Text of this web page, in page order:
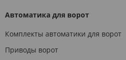
Автоматика для ворот
Комплекты автоматики для ворот
Приводы ворот